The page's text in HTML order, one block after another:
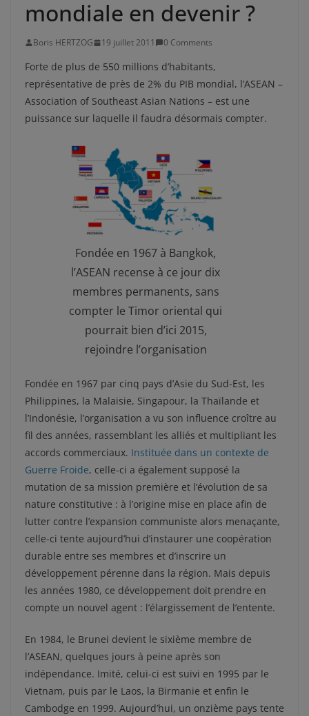
mondiale en devenir ?
Boris HERTZOG 19 juillet 2011 0 Comments
Forte de plus de 550 millions d’habitants,
représentative de près de 2% du PIB mondial, l’ASEAN –
Association of Southeast Asian Nations – est une
puissance sur laquelle il faudra désormais compter.
Fondée en 1967 à Bangkok,
l’ASEAN recense à ce jour dix
membres permanents, sans
compter le Timor oriental qui
pourrait bien d’ici 2015,
rejoindre l’organisation
Fondée en 1967 par cinq pays d’Asie du Sud-Est, les
Philippines, la Malaisie, Singapour, la Thaïlande et
l’Indonésie, l’organisation a vu son influence croître au
fil des années, rassemblant les alliés et multipliant les
accords commerciaux. Instituée dans un contexte de
Guerre Froide, celle-ci a également supposé la
mutation de sa mission première et l’évolution de sa
nature constitutive : à l’origine mise en place afin de
lutter contre l’expansion communiste alors menaçante,
celle-ci tente aujourd’hui d’instaurer une coopération
durable entre ses membres et d’inscrire un
développement pérenne dans la région. Mais depuis
les années 1980, ce développement doit prendre en
compte un nouvel agent : l’élargissement de l’entente.
En 1984, le Brunei devient le sixième membre de
l’ASEAN, quelques jours à peine après son
indépendance. Imité, celui-ci est suivi en 1995 par le
Vietnam, puis par le Laos, la Birmanie et enfin le
Cambodge en 1999. Aujourd’hui, un onzième pays tente